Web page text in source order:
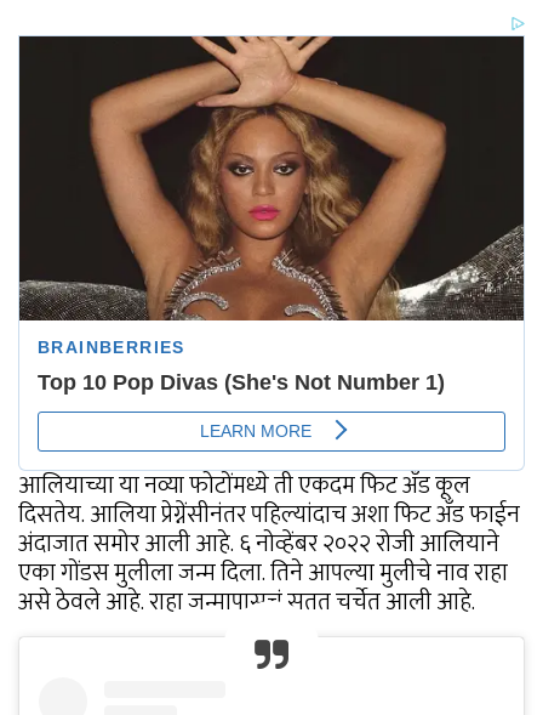
आलियाच्या या नव्या फोटोंमध्ये ती एकदम फिट अँड कूल
दिसतेय. आलिया प्रेग्नेंसीनंतर पहिल्यांदाच अशा फिट अँड फाईन
अंदाजात समोर आली आहे. ६ नोव्हेंबर २०२२ रोजी आलियाने
एका गोंडस मुलीला जन्म दिला. तिने आपल्या मुलीचे नाव राहा
असे ठेवले आहे. राहा जन्मापासूचं सतत चर्चेत आली आहे.